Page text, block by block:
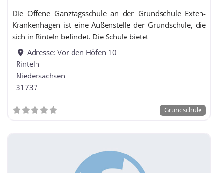
Die Offene Ganztagsschule an der Grundschule Exten-
Krankenhagen ist eine Außenstelle der Grundschule, die
sich in Rinteln befindet. Die Schule bietet
Adresse: Vor den Höfen 10
Rinteln
Niedersachsen
31737
Grundschule